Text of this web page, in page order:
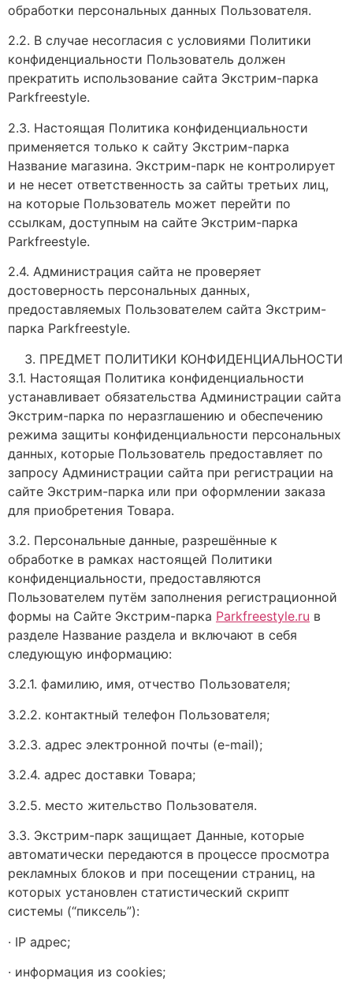
обработки персональных данных Пользователя.
2.2. В случае несогласия с условиями Политики
конфиденциальности Пользователь должен
прекратить использование сайта Экстрим-парка
Parkfreestyle.
2.3. Настоящая Политика конфиденциальности
применяется только к сайту Экстрим-парка
Название магазина. Экстрим-парк не контролирует
и не несет ответственность за сайты третьих лиц,
на которые Пользователь может перейти по
ссылкам, доступным на сайте Экстрим-парка
Parkfreestyle.
2.4. Администрация сайта не проверяет
достоверность персональных данных,
предоставляемых Пользователем сайта Экстрим-
парка Parkfreestyle.
ПРЕДМЕТ ПОЛИТИКИ КОНФИДЕНЦИАЛЬНОСТИ
3.1. Настоящая Политика конфиденциальности
устанавливает обязательства Администрации сайта
Экстрим-парка по неразглашению и обеспечению
режима защиты конфиденциальности персональных
данных, которые Пользователь предоставляет по
запросу Администрации сайта при регистрации на
сайте Экстрим-парка или при оформлении заказа
для приобретения Товара.
3.2. Персональные данные, разрешённые к
обработке в рамках настоящей Политики
конфиденциальности, предоставляются
Пользователем путём заполнения регистрационной
формы на Сайте Экстрим-парка Parkfreestyle.ru в
разделе Название раздела и включают в себя
следующую информацию:
3.2.1. фамилию, имя, отчество Пользователя;
3.2.2. контактный телефон Пользователя;
3.2.3. адрес электронной почты (e-mail);
3.2.4. адрес доставки Товара;
3.2.5. место жительство Пользователя.
3.3. Экстрим-парк защищает Данные, которые
автоматически передаются в процессе просмотра
рекламных блоков и при посещении страниц, на
которых установлен статистический скрипт
системы (“пиксель”):
· IP адрес;
· информация из cookies;